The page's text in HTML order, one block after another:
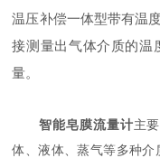
温压补偿一体型带有温
接测量出气体介质的温
量。
智能皂膜流量计主
体、液体、蒸气等多种